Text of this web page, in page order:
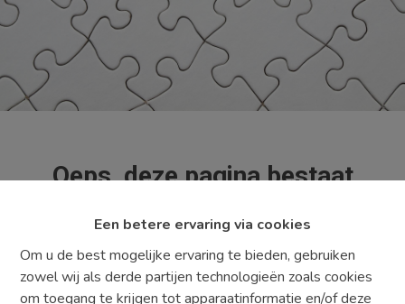
Een betere ervaring via cookies
Om u de best mogelijke ervaring te bieden, gebruiken
zowel wij als derde partijen technologieën zoals cookies
om toegang te krijgen tot apparaatinformatie en/of deze
Oeps, deze pagina bestaat